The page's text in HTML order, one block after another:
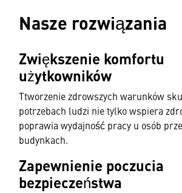
Nasze rozwiązania
Zwiększenie komfortu
użytkowników
Ttworzenie zdrowszych warunków
potrzebach ludzi nie tylko wspiera
poprawia wydajność pracy u osób
budynkach.
Zapewnienie poczucia
bezpieczeństwa